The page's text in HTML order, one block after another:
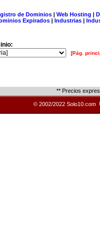
de Dominios| Web Hosting |
Expirados | Industrias |
[Pág.
** Precios
© 2002/2022 Solo10.com